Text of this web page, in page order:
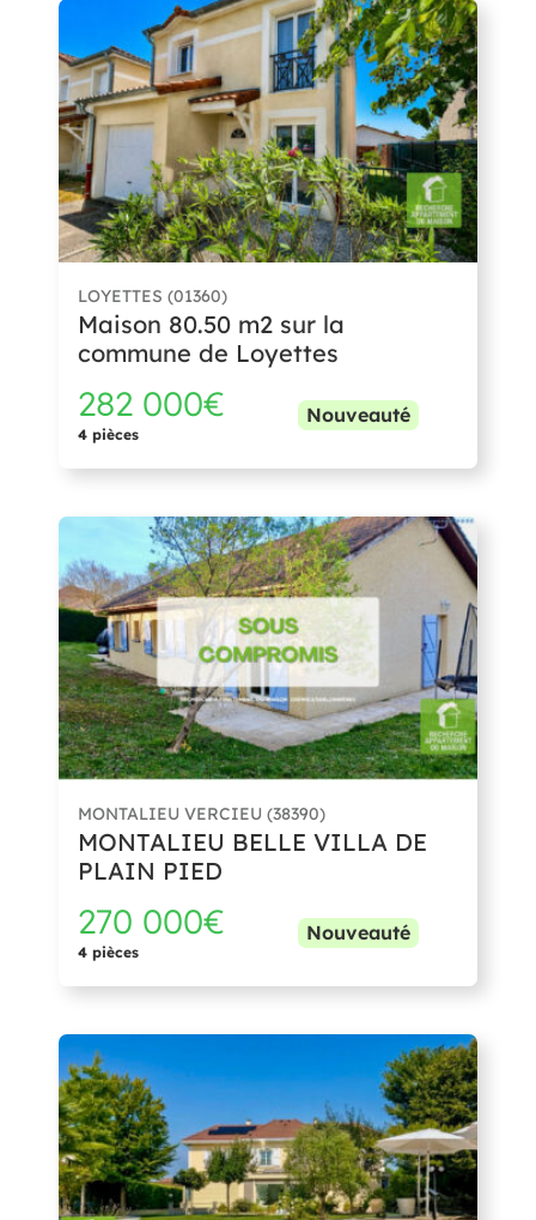
LOYETTES (01360)
Maison 80.50 m2 sur la
commune de Loyettes
282 000€
4 pièces
Nouveauté
MONTALIEU VERCIEU (38390)
MONTALIEU BELLE VILLA DE
PLAIN PIED
270 000€
4 pièces
Nouveauté